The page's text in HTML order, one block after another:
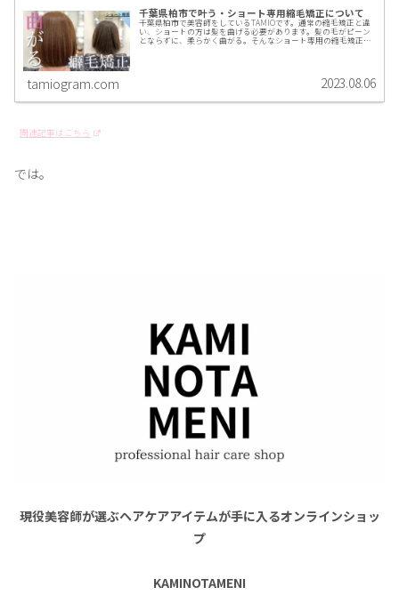
千葉県柏市で叶う・ショート専用縮毛矯正について
千葉県柏市で美容師をしているTAMIOです。通常の縮毛矯正と違
い、ショートの方は髪を曲げる必要があります。髪の毛がピーン
とならずに、柔らかく曲がる。そんなショート専用の縮毛矯正に
tamiogram.com 2023.08.06
関連記事はこちら
では。
現役美容師が選ぶヘアケアアイテムが手に入るオンラインショッ
プ
KAMINOTAMENI